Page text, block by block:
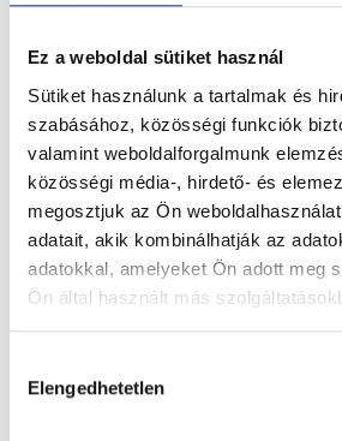
Ez a weboldal sütiket használ
Sütiket használunk a tartalmak és
szabásához, közösségi funkciók
valamint weboldalforgalmunk
közösségi média-, hirdető- és
megosztjuk az Ön
adatait, akik kombinálhatják az
adatokkal, amelyeket Ön adott meg
Ön által használt más
kiválasztása
Elengedhetetlen
döntésből, jogügyletből, vagy az
keletkeznek.
A Honlap mindenfajta személyes
megadása nélkül szabadon
megadásából származó károkért
felelősséget nem vállal.
A Honlapról linkek segítségével
honlapjain szereplő információkat
ellenőrzi, ezek elérhetőségéért,